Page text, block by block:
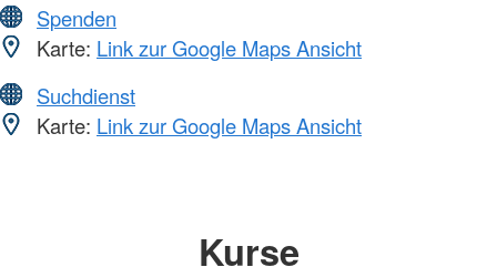
Spenden
Karte: Link zur Google Maps Ansicht
Suchdienst
Karte: Link zur Google Maps Ansicht
Kurse